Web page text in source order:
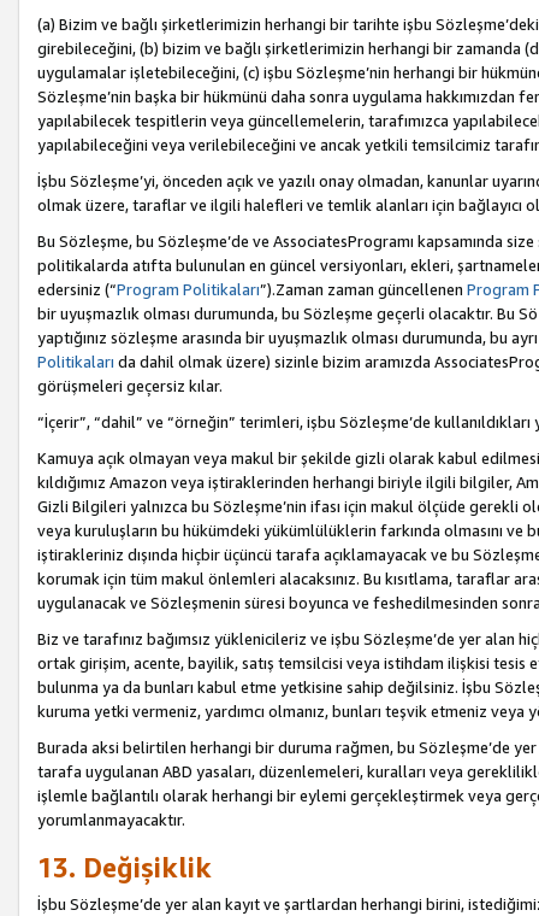
(a) Bizim ve bağlı şirketlerimizin herhangi bir tarihte işbu
girebileceğini, (b) bizim ve bağlı şirketlerimizin herhangi bir zamanda
uygulamalar işletebileceğini, (c) işbu Sözleşme’nin herhangi bir
Sözleşme’nin başka bir hükmünü daha sonra uygulama hakkımızdan
yapılabilecek tespitlerin veya güncellemelerin, tarafımızca
yapılabileceğini veya verilebileceğini ve ancak yetkili temsilcimiz
İşbu Sözleşme’yi, önceden açık ve yazılı onay olmadan, kanunlar
olmak üzere, taraflar ve ilgili halefleri ve temlik alanları için bağlayıcı
Bu Sözleşme, bu Sözleşme’de ve AssociatesProgramı kapsamında
politikalarda atıfta bulunulan en güncel versiyonları, ekleri,
edersiniz (“Program Politikaları”).Zaman zaman güncellenen Program
bir uyuşmazlık olması durumunda, bu Sözleşme geçerli olacaktır. Bu
yaptığınız sözleşme arasında bir uyuşmazlık olması durumunda, bu
Politikaları da dahil olmak üzere) sizinle bizim aramızda
görüşmeleri geçersiz kılar.
“İçerir”, “dahil” ve “örneğin” terimleri, işbu Sözleşme’de
Kamuya açık olmayan veya makul bir şekilde gizli olarak kabul
kıldığımız Amazon veya iştiraklerinden herhangi biriyle ilgili bilgiler,
Gizli Bilgileri yalnızca bu Sözleşme’nin ifası için makul ölçüde gerekli
veya kuruluşların bu hükümdeki yükümlülüklerin farkında olmasını ve
iştirakleriniz dışında hiçbir üçüncü tarafa açıklamayacak ve bu
korumak için tüm makul önlemleri alacaksınız. Bu kısıtlama, taraflar
uygulanacak ve Sözleşmenin süresi boyunca ve feshedilmesinden
Biz ve tarafınız bağımsız yüklenicileriz ve işbu Sözleşme’de yer alan
ortak girişim, acente, bayilik, satış temsilcisi veya istihdam ilişkisi
bulunma ya da bunları kabul etme yetkisine sahip değilsiniz. İşbu
kuruma yetki vermeniz, yardımcı olmanız, bunları teşvik etmeniz
Burada aksi belirtilen herhangi bir duruma rağmen, bu Sözleşme’de
tarafa uygulanan ABD yasaları, düzenlemeleri, kuralları veya
işlemle bağlantılı olarak herhangi bir eylemi gerçekleştirmek veya
yorumlanmayacaktır.
13. Değişiklik
İşbu Sözleşme’de yer alan kayıt ve şartlardan herhangi birini,